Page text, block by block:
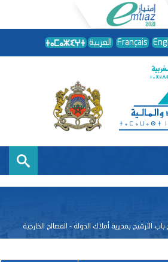
العربية Français
باب الترشيح بمديرية أملاك الدولة - المصالح الخارجية